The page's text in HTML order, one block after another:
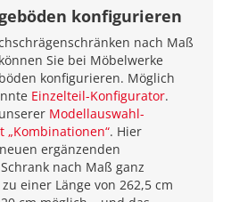
konfigurieren
nach Maß
Sie bei Möbelwerke
konfigurieren. Möglich
Einzelteil-Konfigurator.
Modellauswahl-
„Kombinationen“. Hier
ergänzenden
nach Maß ganz
einer Länge von 262,5 cm